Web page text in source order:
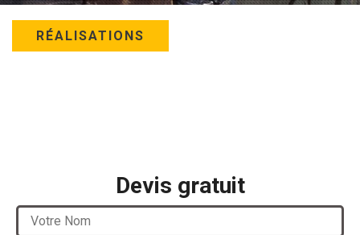
RÉALISATIONS
Devis gratuit